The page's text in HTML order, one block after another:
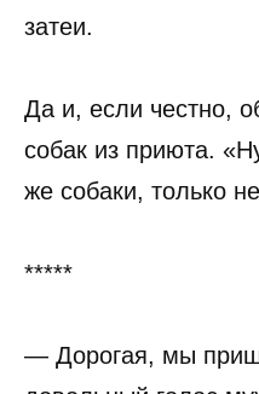
затеи.
Да и, если честно,
собак из приюта.
же собаки, только
*****
— Дорогая, мы